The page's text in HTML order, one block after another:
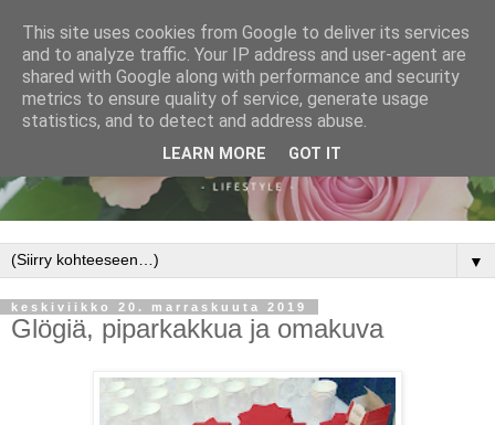
▼
keskiviikko 20. marraskuuta 2019
Glögiä, piparkakkua ja omakuva
This site uses cookies from Google to deliver its services
and to analyze traffic. Your IP address and user-agent are
shared with Google along with performance and security
metrics to ensure quality of service, generate usage
statistics, and to detect and address abuse.
LEARN MORE GOT IT